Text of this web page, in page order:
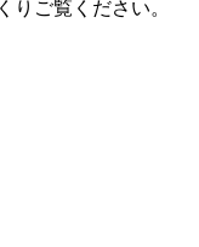
りご覧ください。